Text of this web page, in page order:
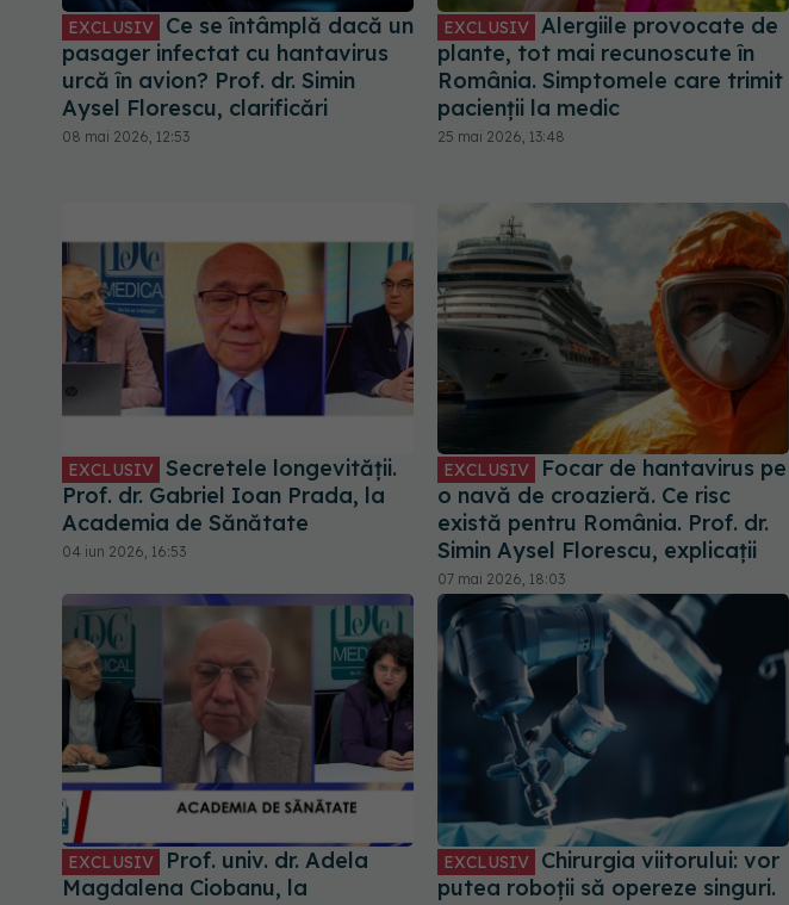
EXCLUSIV
Ce se întâmplă dacă un
pasager infectat cu hantavirus
urcă în avion? Prof. dr. Simin
Aysel Florescu, clarificări
08 mai 2026, 12:53
EXCLUSIV Alergiile provocate de
plante, tot mai recunoscute în
România. Simptomele care trimit
pacienții la medic
25 mai 2026, 13:48
EXCLUSIV Secretele longevității.
Prof. dr. Gabriel Ioan Prada, la
Academia de Sănătate
04 iun 2026, 16:53
EXCLUSIV
Focar de hantavirus pe
o navă de croazieră. Ce risc
există pentru România. Prof. dr.
Simin Aysel Florescu, explicații
07 mai 2026, 18:03
EXCLUSIV
Prof. univ. dr. Adela
Magdalena Ciobanu, la
EXCLUSIV
Chirurgia viitorului: vor
putea roboții să opereze singuri.